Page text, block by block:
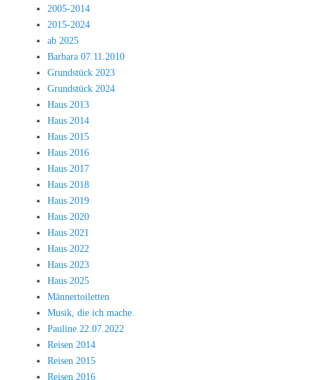
2005-2014
2015-2024
ab 2025
Barbara 07.11.2010
Grundstück 2023
Grundstück 2024
Haus 2013
Haus 2014
Haus 2015
Haus 2016
Haus 2017
Haus 2018
Haus 2019
Haus 2020
Haus 2021
Haus 2022
Haus 2023
Haus 2025
Männertoiletten
Musik, die ich mache
Pauline 22.07.2022
Reisen 2014
Reisen 2015
Reisen 2016